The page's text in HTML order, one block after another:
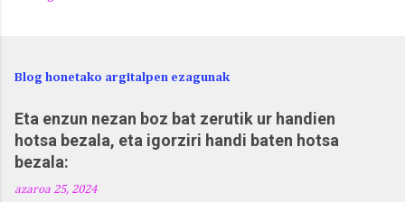
Blog honetako argitalpen ezagunak
Eta enzun nezan boz bat zerutik ur handien
hotsa bezala, eta igorziri handi baten hotsa
bezala:
azaroa 25, 2024